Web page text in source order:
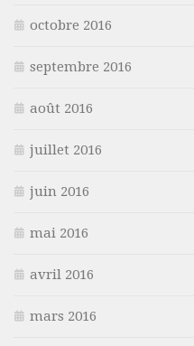
octobre 2016
septembre 2016
août 2016
juillet 2016
juin 2016
mai 2016
avril 2016
mars 2016